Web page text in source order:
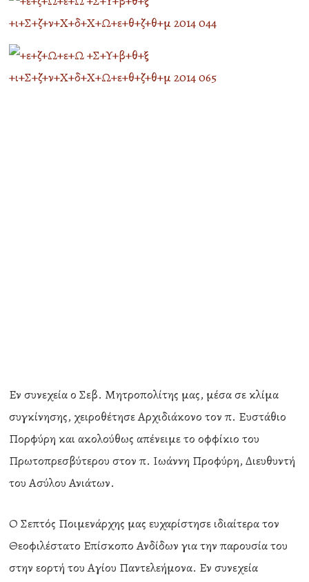
Εν συνεχεία ο Σεβ. Μητροπολίτης μας, μέσα σε κλίμα
συγκίνησης, χειροθέτησε Αρχιδιάκονο τον π. Ευστάθιο
Πορφύρη και ακολούθως απένειμε το οφφίκιο του
Πρωτοπρεσβύτερου στον π. Ιωάννη Προφύρη, Διευθυντή
του Ασύλου Ανιάτων.
Ο Σεπτός Ποιμενάρχης μας ευχαρίστησε ιδιαίτερα τον
Θεοφιλέστατο Επίσκοπο Ανδίδων για την παρουσία του
στην εορτή του Αγίου Παντελεήμονα. Εν συνεχεία